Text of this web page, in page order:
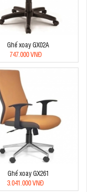
Ghế xoay GX02A
747.000 VNĐ
Ghế xoay GX261
3.041.000 VNĐ